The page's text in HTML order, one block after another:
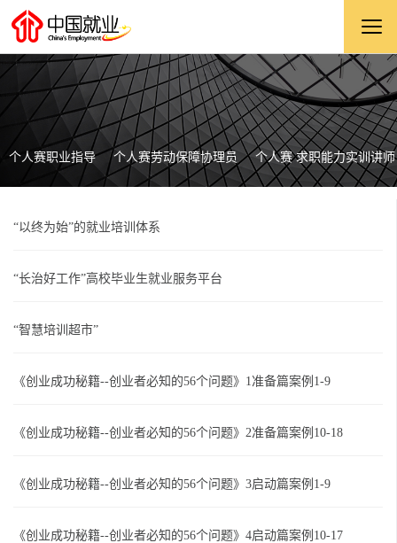
个人赛职业指导 个人赛劳动保障协理员 个人赛 求职能力实训讲师
“以终为始”的就业培训体系
“长治好工作”高校毕业生就业服务平台
“智慧培训超市”
《创业成功秘籍--创业者必知的56个问题》1准备篇案例1-9
《创业成功秘籍--创业者必知的56个问题》2准备篇案例10-18
《创业成功秘籍--创业者必知的56个问题》3启动篇案例1-9
《创业成功秘籍--创业者必知的56个问题》4启动篇案例10-17